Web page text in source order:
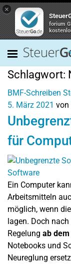
×
forium
Schlagwort:
BMF-Schreiben
5. März 2021 von
für
Ein Computer
Arbeitsmitteln
möglich, wenn
lagen. Doch
Regelung ab
Notebooks und
Neureglung